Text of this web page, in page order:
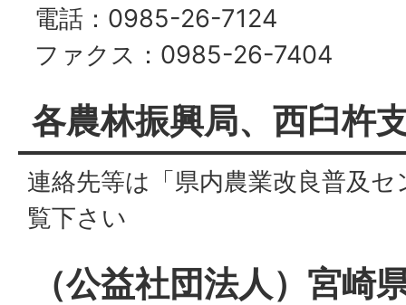
電話：0985-26-7124
ファクス：0985-26-7404
各農林振興局、西臼杵
連絡先等は「県内農業改良普及
覧下さい
（公益社団法人）宮崎